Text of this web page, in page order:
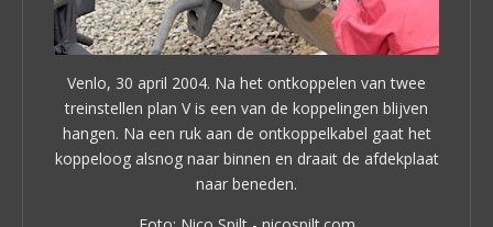
Venlo, 30 april 2004. Na het ontkoppelen van twee
treinstellen plan V is een van de koppelingen blijven
hangen. Na een ruk aan de ontkoppelkabel gaat het
koppeloog alsnog naar binnen en draait de afdekplaat
naar beneden.